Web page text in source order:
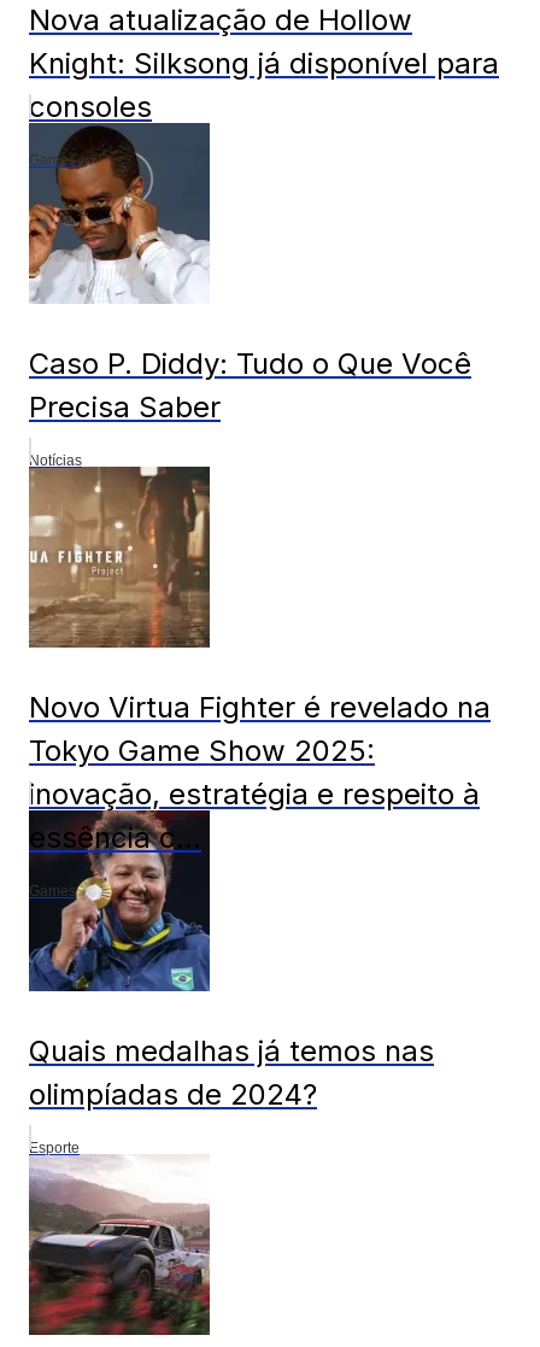
Nova atualização de Hollow
Knight: Silksong já disponível para
consoles
Games
Caso P. Diddy: Tudo o Que Você
Precisa Saber
Notícias
Novo Virtua Fighter é revelado na
Tokyo Game Show 2025:
inovação, estratégia e respeito à
essência c...
Games
Quais medalhas já temos nas
olimpíadas de 2024?
Esporte